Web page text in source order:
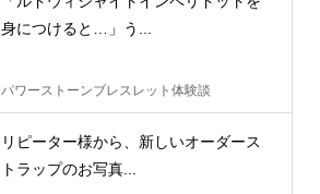
身につけると…」う...
パワーストーンブレスレット体験談
リピーター様から、新しいオーダース
トラップのお写真...